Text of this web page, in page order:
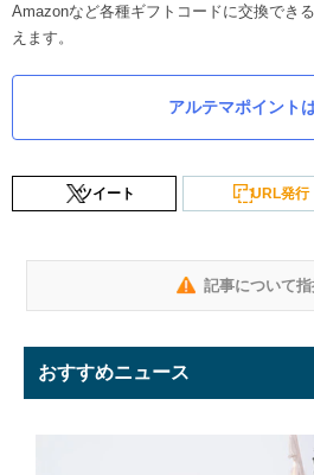
Amazonなど各種ギフトコードに交換でき
えます。
アルテマポイント
ツイート URL発行
記事について
おすすめニュース